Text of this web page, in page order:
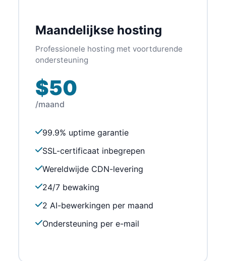
Maandelijkse hosting
Professionele hosting met voortdurende
ondersteuning
$50
/maand
99.9% uptime garantie
SSL-certificaat inbegrepen
Wereldwijde CDN-levering
24/7 bewaking
2 AI-bewerkingen per maand
Ondersteuning per e-mail